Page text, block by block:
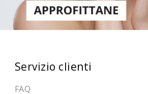
Servizio clienti
FAQ